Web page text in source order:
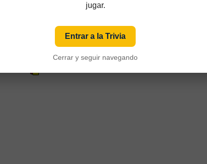
jugar.
Entrar a la Trivia
Cerrar y seguir navegando